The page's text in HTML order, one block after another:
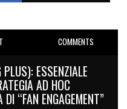
COMMENTS
ESSENZIALE
AD HOC
“FAN ENGAGEMENT”